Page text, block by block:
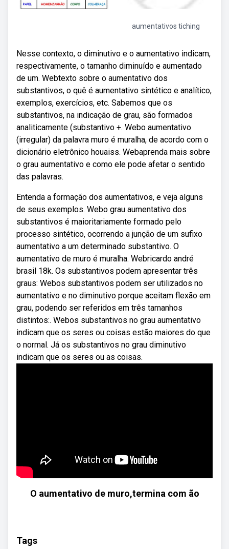
aumentativos tiching
Nesse contexto, o diminutivo e o aumentativo indicam,
respectivamente, o tamanho diminuído e aumentado
de um. Webtexto sobre o aumentativo dos
substantivos, o quê é aumentativo sintético e analítico,
exemplos, exercícios, etc. Sabemos que os
substantivos, na indicação de grau, são formados
analiticamente (substantivo +. Webo aumentativo
(irregular) da palavra muro é muralha, de acordo com o
dicionário eletrônico houaiss. Webaprenda mais sobre
o grau aumentativo e como ele pode afetar o sentido
das palavras.
Entenda a formação dos aumentativos, e veja alguns
de seus exemplos. Webo grau aumentativo dos
substantivos é maioritariamente formado pelo
processo sintético, ocorrendo a junção de um sufixo
aumentativo a um determinado substantivo. O
aumentativo de muro é muralha. Webricardo andré
brasil 18k. Os substantivos podem apresentar três
graus: Webos substantivos podem ser utilizados no
aumentativo e no diminutivo porque aceitam flexão em
grau, podendo ser referidos em três tamanhos
distintos:. Webos substantivos no grau aumentativo
indicam que os seres ou coisas estão maiores do que
o normal. Já os substantivos no grau diminutivo
indicam que os seres ou as coisas.
O aumentativo de muro,termina com ão
Tags